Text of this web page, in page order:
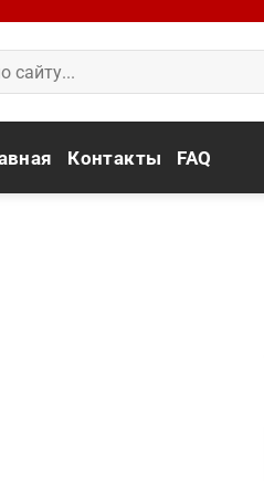
Контакты FAQ